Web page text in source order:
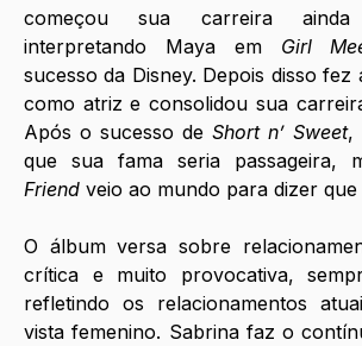
começou sua carreira
interpretando Maya em Girl
sucesso da Disney. Depois disso fez
como atriz e consolidou sua
Após o sucesso de Short n’ Sweet,
que sua fama seria passageira,
Friend veio ao mundo para dizer que
O álbum versa sobre
crítica e muito provocativa,
refletindo os relacionamentos
vista femenino. Sabrina faz o